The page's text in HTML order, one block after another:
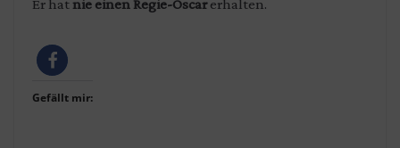
Er hatnie einen Regie-Oscarerhalten.
Gefällt mir: